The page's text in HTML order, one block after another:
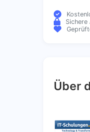
Sichere
Über